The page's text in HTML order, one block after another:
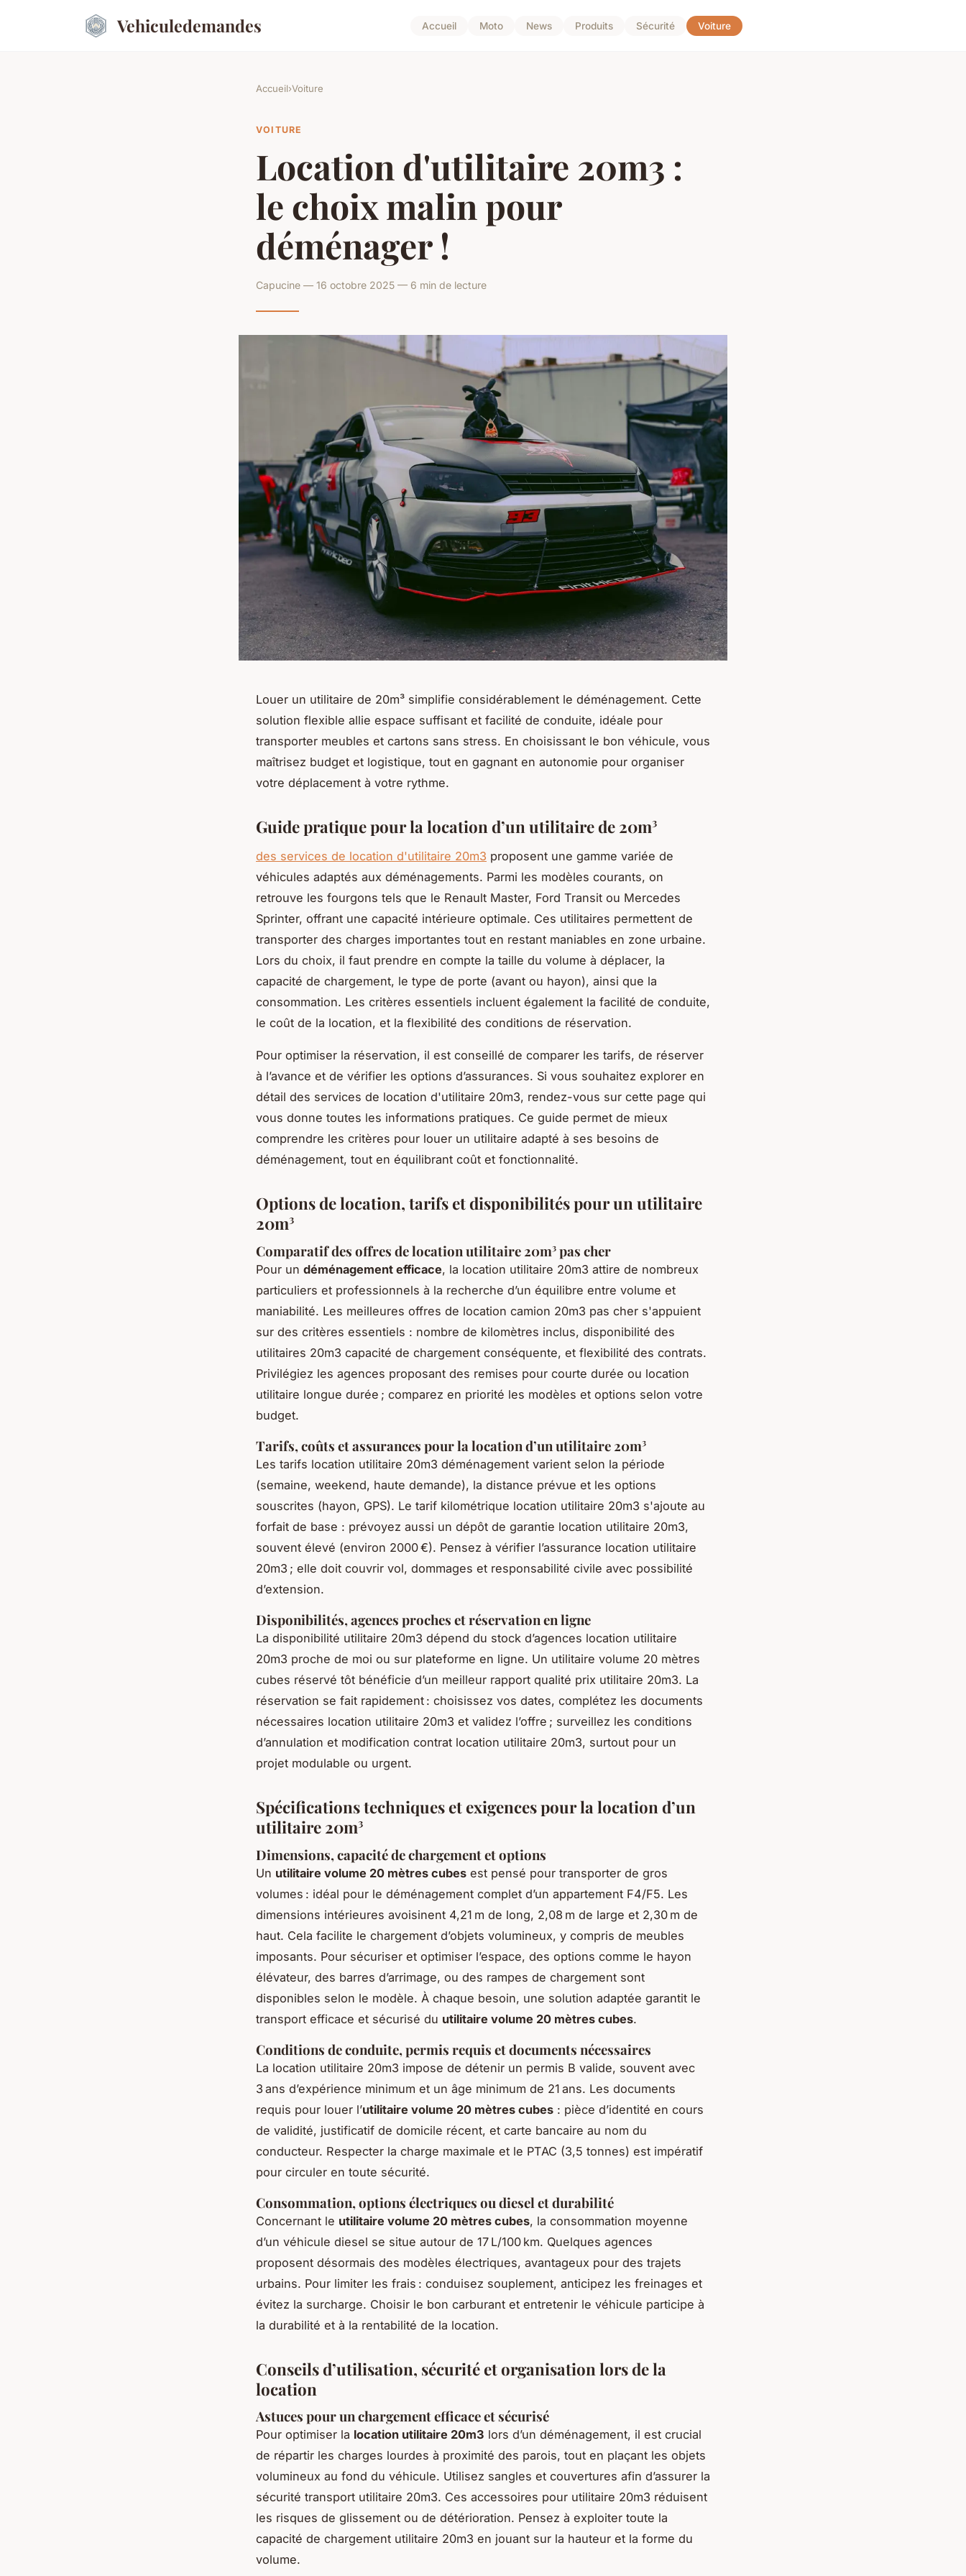
Vehiculedemandes Accueil Moto News Produits Sécurité Voiture
Accueil›Voiture
VOITURE
Location d'utilitaire 20m3 :
le choix malin pour
déménager !
Capucine — 16 octobre 2025 — 6 min de lecture
Louer un utilitaire de 20m³ simplifie considérablement le déménagement. Cette
solution flexible allie espace suffisant et facilité de conduite, idéale pour
transporter meubles et cartons sans stress. En choisissant le bon véhicule, vous
maîtrisez budget et logistique, tout en gagnant en autonomie pour organiser
votre déplacement à votre rythme.
Guide pratique pour la location d’un utilitaire de 20m³
des services de location d'utilitaire 20m3 proposent une gamme variée de
véhicules adaptés aux déménagements. Parmi les modèles courants, on
retrouve les fourgons tels que le Renault Master, Ford Transit ou Mercedes
Sprinter, offrant une capacité intérieure optimale. Ces utilitaires permettent de
transporter des charges importantes tout en restant maniables en zone urbaine.
Lors du choix, il faut prendre en compte la taille du volume à déplacer, la
capacité de chargement, le type de porte (avant ou hayon), ainsi que la
consommation. Les critères essentiels incluent également la facilité de conduite,
le coût de la location, et la flexibilité des conditions de réservation.
Pour optimiser la réservation, il est conseillé de comparer les tarifs, de réserver
à l’avance et de vérifier les options d’assurances. Si vous souhaitez explorer en
détail des services de location d'utilitaire 20m3, rendez-vous sur cette page qui
vous donne toutes les informations pratiques. Ce guide permet de mieux
comprendre les critères pour louer un utilitaire adapté à ses besoins de
déménagement, tout en équilibrant coût et fonctionnalité.
Options de location, tarifs et disponibilités pour un utilitaire
20m³
Comparatif des offres de location utilitaire 20m³ pas cher
Pour un déménagement efficace, la location utilitaire 20m3 attire de nombreux
particuliers et professionnels à la recherche d’un équilibre entre volume et
maniabilité. Les meilleures offres de location camion 20m3 pas cher s'appuient
sur des critères essentiels : nombre de kilomètres inclus, disponibilité des
utilitaires 20m3 capacité de chargement conséquente, et flexibilité des contrats.
Privilégiez les agences proposant des remises pour courte durée ou location
utilitaire longue durée ; comparez en priorité les modèles et options selon votre
budget.
Tarifs, coûts et assurances pour la location d’un utilitaire 20m³
Les tarifs location utilitaire 20m3 déménagement varient selon la période
(semaine, weekend, haute demande), la distance prévue et les options
souscrites (hayon, GPS). Le tarif kilométrique location utilitaire 20m3 s'ajoute au
forfait de base : prévoyez aussi un dépôt de garantie location utilitaire 20m3,
souvent élevé (environ 2000 €). Pensez à vérifier l’assurance location utilitaire
20m3 ; elle doit couvrir vol, dommages et responsabilité civile avec possibilité
d’extension.
Disponibilités, agences proches et réservation en ligne
La disponibilité utilitaire 20m3 dépend du stock d’agences location utilitaire
20m3 proche de moi ou sur plateforme en ligne. Un utilitaire volume 20 mètres
cubes réservé tôt bénéficie d’un meilleur rapport qualité prix utilitaire 20m3. La
réservation se fait rapidement : choisissez vos dates, complétez les documents
nécessaires location utilitaire 20m3 et validez l’offre ; surveillez les conditions
d’annulation et modification contrat location utilitaire 20m3, surtout pour un
projet modulable ou urgent.
Spécifications techniques et exigences pour la location d’un
utilitaire 20m³
Dimensions, capacité de chargement et options
Un utilitaire volume 20 mètres cubes est pensé pour transporter de gros
volumes : idéal pour le déménagement complet d’un appartement F4/F5. Les
dimensions intérieures avoisinent 4,21 m de long, 2,08 m de large et 2,30 m de
haut. Cela facilite le chargement d’objets volumineux, y compris de meubles
imposants. Pour sécuriser et optimiser l’espace, des options comme le hayon
élévateur, des barres d’arrimage, ou des rampes de chargement sont
disponibles selon le modèle. À chaque besoin, une solution adaptée garantit le
transport efficace et sécurisé du utilitaire volume 20 mètres cubes.
Conditions de conduite, permis requis et documents nécessaires
La location utilitaire 20m3 impose de détenir un permis B valide, souvent avec
3 ans d’expérience minimum et un âge minimum de 21 ans. Les documents
requis pour louer l’utilitaire volume 20 mètres cubes : pièce d’identité en cours
de validité, justificatif de domicile récent, et carte bancaire au nom du
conducteur. Respecter la charge maximale et le PTAC (3,5 tonnes) est impératif
pour circuler en toute sécurité.
Consommation, options électriques ou diesel et durabilité
Concernant le utilitaire volume 20 mètres cubes, la consommation moyenne
d’un véhicule diesel se situe autour de 17 L/100 km. Quelques agences
proposent désormais des modèles électriques, avantageux pour des trajets
urbains. Pour limiter les frais : conduisez souplement, anticipez les freinages et
évitez la surcharge. Choisir le bon carburant et entretenir le véhicule participe à
la durabilité et à la rentabilité de la location.
Conseils d’utilisation, sécurité et organisation lors de la
location
Astuces pour un chargement efficace et sécurisé
Pour optimiser la location utilitaire 20m3 lors d’un déménagement, il est crucial
de répartir les charges lourdes à proximité des parois, tout en plaçant les objets
volumineux au fond du véhicule. Utilisez sangles et couvertures afin d’assurer la
sécurité transport utilitaire 20m3. Ces accessoires pour utilitaire 20m3 réduisent
les risques de glissement ou de détérioration. Pensez à exploiter toute la
capacité de chargement utilitaire 20m3 en jouant sur la hauteur et la forme du
volume.